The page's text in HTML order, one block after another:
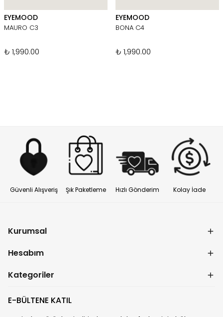
EYEMOOD
MAURO C3
₺ 1,990.00
EYEMOOD
BONA C4
₺ 1,990.00
Güvenli Alışveriş Şık Paketleme Hızlı Gönderim Kolay İade
Kurumsal
Hesabım
Kategoriler
E-BÜLTENE KATIL